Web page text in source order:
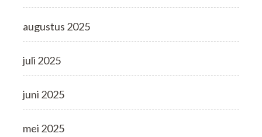
augustus 2025
juli 2025
juni 2025
mei 2025